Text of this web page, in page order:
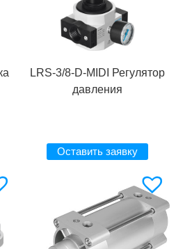
LRS-3/8-D-MIDI Регулятор
давления
Оставить заявку